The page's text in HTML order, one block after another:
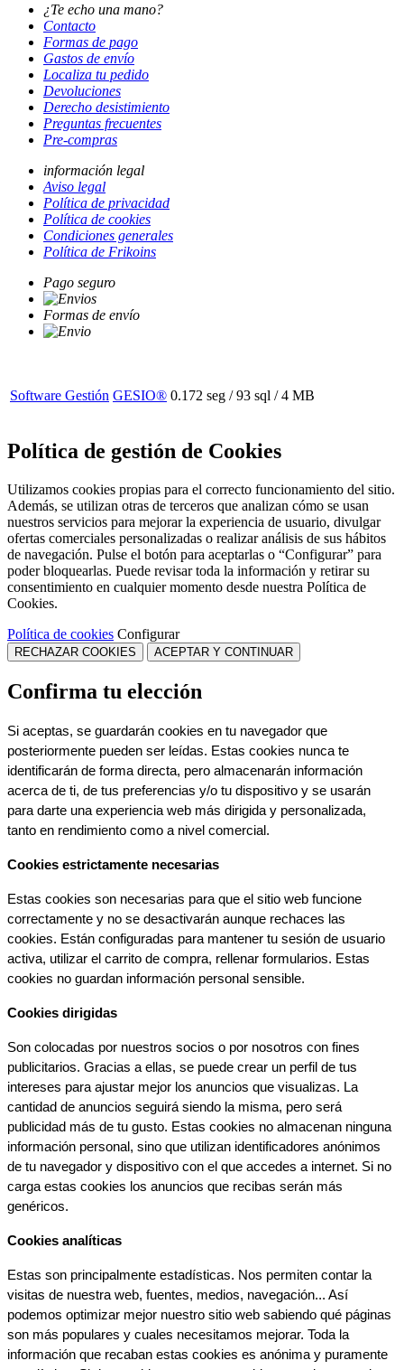
¿Te echo una mano?
Contacto
Formas de pago
Gastos de envío
Localiza tu pedido
Devoluciones
Derecho desistimiento
Preguntas frecuentes
Pre-compras
información legal
Aviso legal
Política de privacidad
Política de cookies
Condiciones generales
Política de Frikoins
Pago seguro
Formas de envío
Software Gestión GESIO® 0.172 seg /93 sql / 4 MB
Política de gestión de Cookies
Utilizamos cookies propias para el correcto funcionamiento del sitio.
Además, se utilizan otras de terceros que analizan cómo se usan
nuestros servicios para mejorar la experiencia de usuario, divulgar
ofertas comerciales personalizadas o realizar análisis de sus hábitos
de navegación. Pulse el botón para aceptarlas o “Configurar” para
poder bloquearlas. Puede revisar toda la información y retirar su
consentimiento en cualquier momento desde nuestra Política de
Cookies.
Política de cookies Configurar
RECHAZAR COOKIES ACEPTAR Y CONTINUAR
Confirma tu elección
Si aceptas, se guardarán cookies en tu navegador que
posteriormente pueden ser leídas. Estas cookies nunca te
identificarán de forma directa, pero almacenarán información
acerca de ti, de tus preferencias y/o tu dispositivo y se usarán
para darte una experiencia web más dirigida y personalizada,
tanto en rendimiento como a nivel comercial.
Cookies estrictamente necesarias
Estas cookies son necesarias para que el sitio web funcione
correctamente y no se desactivarán aunque rechaces las
cookies. Están configuradas para mantener tu sesión de usuario
activa, utilizar el carrito de compra, rellenar formularios. Estas
cookies no guardan información personal sensible.
Cookies dirigidas
Son colocadas por nuestros socios o por nosotros con fines
publicitarios. Gracias a ellas, se puede crear un perfil de tus
intereses para ajustar mejor los anuncios que visualizas. La
cantidad de anuncios seguirá siendo la misma, pero será
publicidad más de tu gusto. Estas cookies no almacenan ninguna
información personal, sino que utilizan identificadores anónimos
de tu navegador y dispositivo con el que accedes a internet. Si no
carga estas cookies los anuncios que recibas serán más
genéricos.
Cookies analíticas
Estas son principalmente estadísticas. Nos permiten contar la
visitas de nuestra web, fuentes, medios, navegación... Así
podemos optimizar mejor nuestro sitio web sabiendo qué páginas
son más populares y cuales necesitamos mejorar. Toda la
información que recaban estas cookies es anónima y puramente